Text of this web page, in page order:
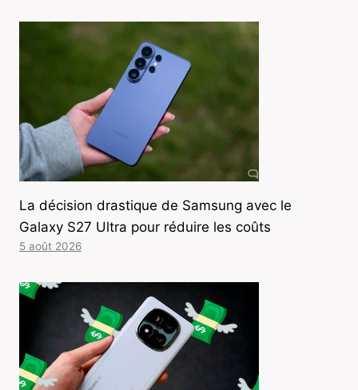
La décision drastique de Samsung avec le
Galaxy S27 Ultra pour réduire les coûts
5 août 2026